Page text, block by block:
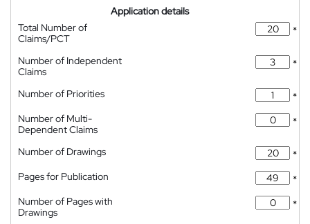
Application details
Total Number of
Claims/PCT
*
Number of Independent
Claims
*
Number of Priorities
*
Number of Multi-
Dependent Claims
*
Number of Drawings
*
Pages for Publication
*
Number of Pages with
Drawings
*